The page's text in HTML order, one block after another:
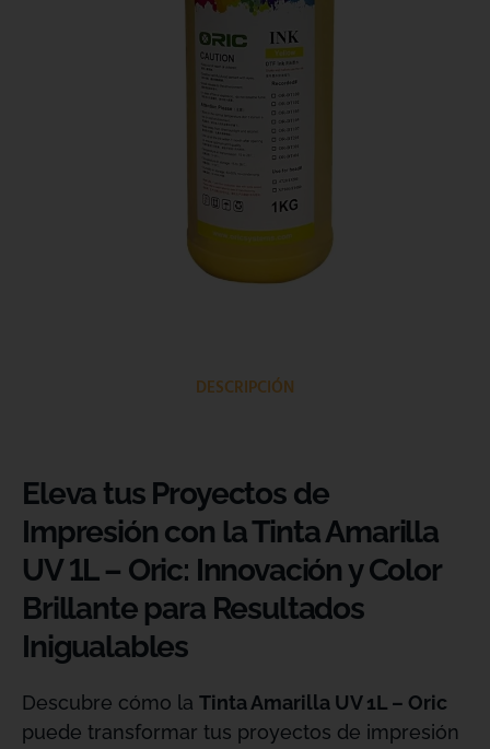
DESCRIPCIÓN
Eleva tus Proyectos de
Impresión con la Tinta Amarilla
UV 1L – Oric: Innovación y Color
Brillante para Resultados
Inigualables
Descubre cómo la Tinta Amarilla UV 1L – Oric
puede transformar tus proyectos de impresión